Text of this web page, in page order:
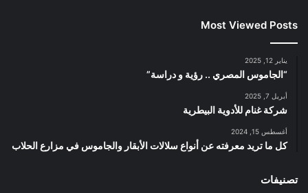
Most Viewed Posts
يناير 12, 2025
“الجاموس المصري .. رؤية و دراسة”
أبريل 7, 2025
شركة غنام للأدوية البيطرية
أغسطس 15, 2024
كل ما تريد معرفته عن أنواع سلالات الأبقار والجاموس في مزارع الحلاب
تصنيفات